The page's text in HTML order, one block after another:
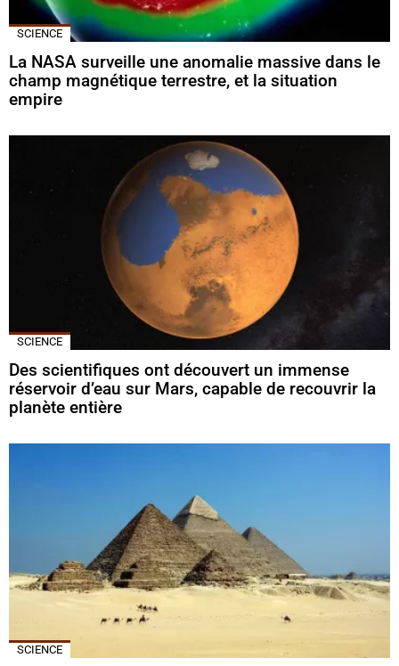
SCIENCE
La NASA surveille une anomalie massive dans le
champ magnétique terrestre, et la situation
empire
SCIENCE
Des scientifiques ont découvert un immense
réservoir d’eau sur Mars, capable de recouvrir la
planète entière
SCIENCE